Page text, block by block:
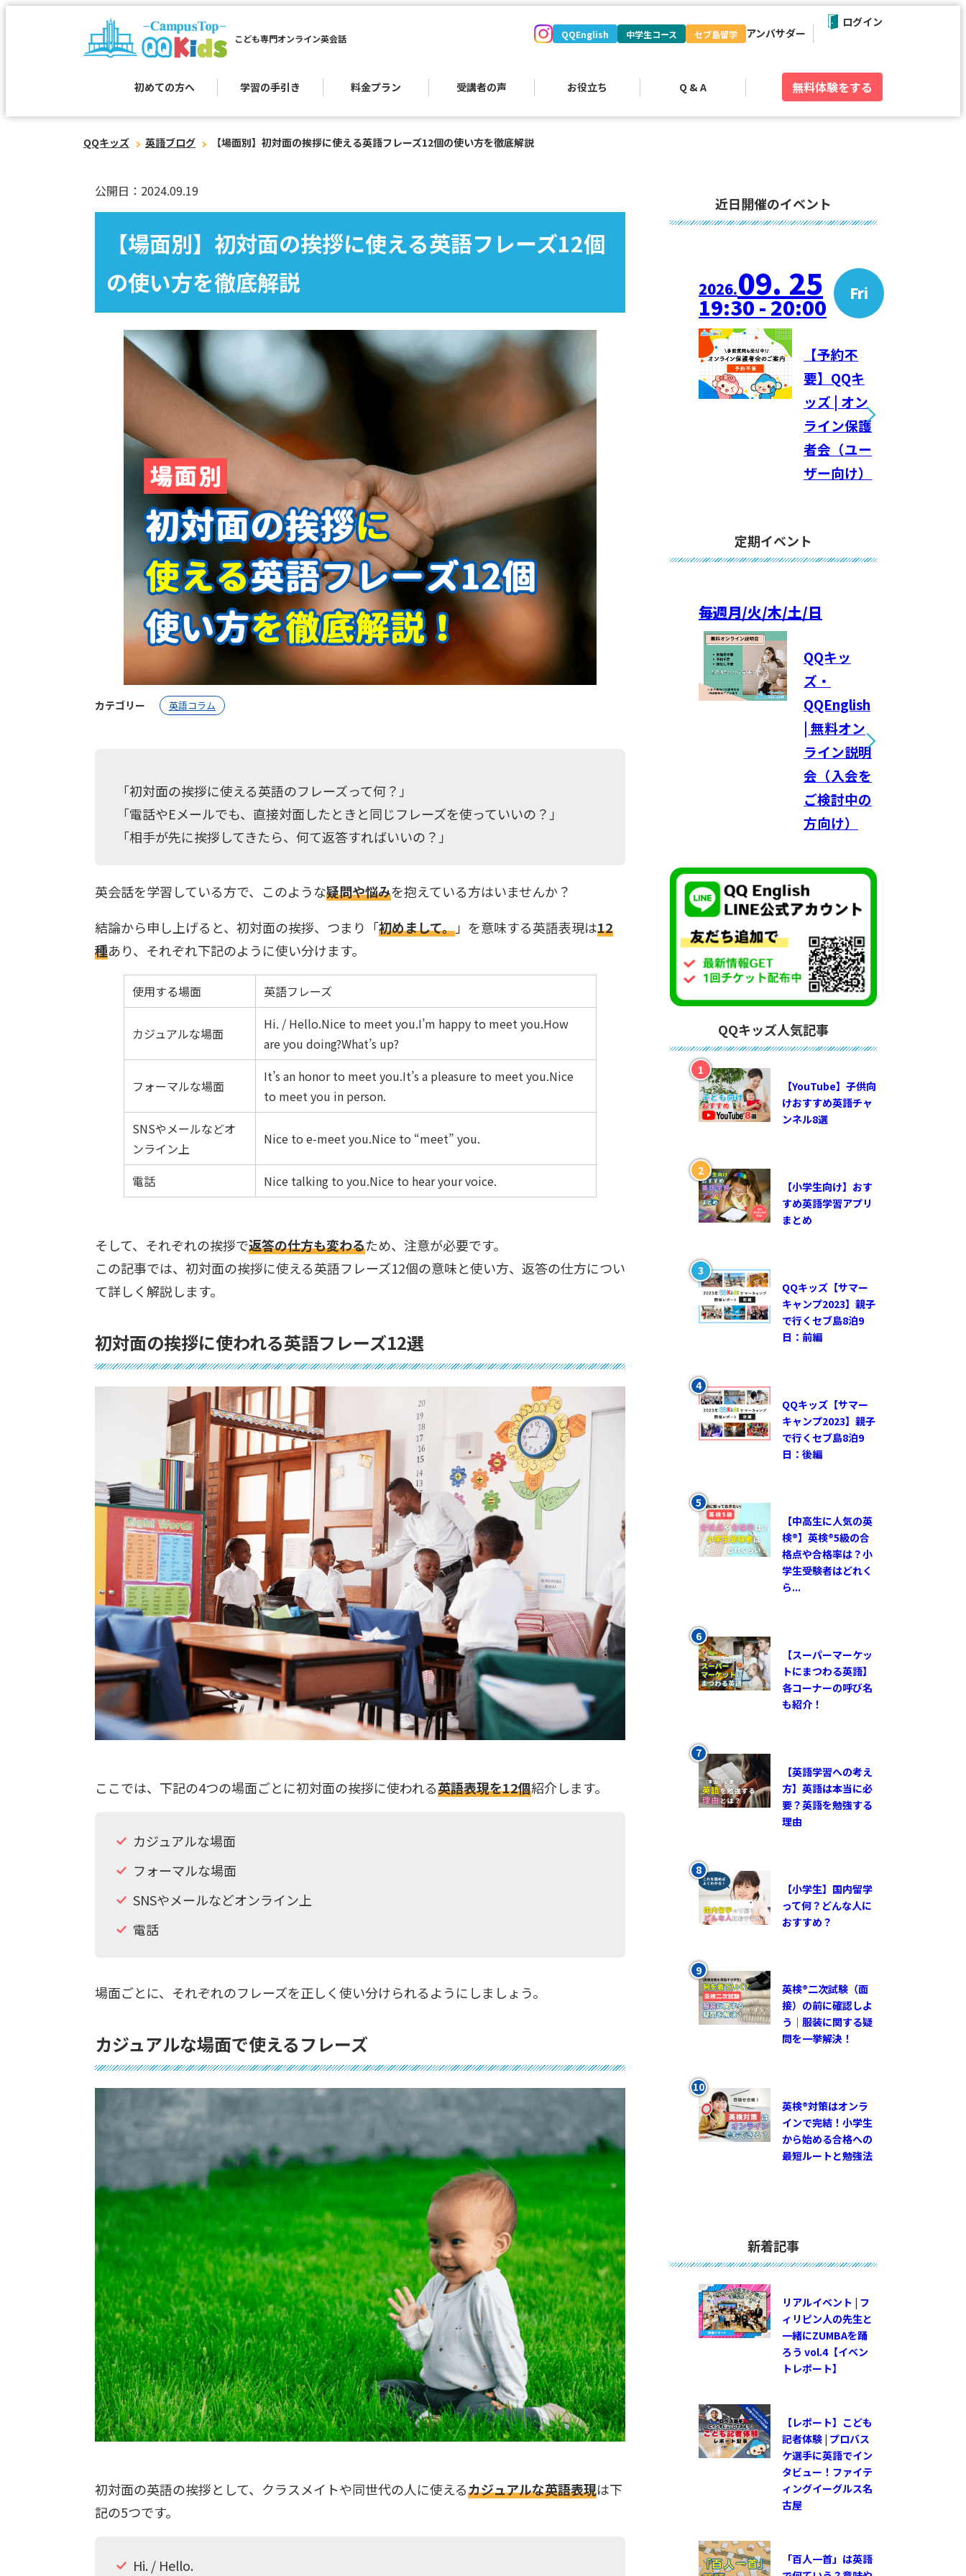
こども専門オンライン英会話
初めての方へ 学習の手引き 料金プラン 受講者の声 お役立ち Q & A
QQEnglish 中学生コース セブ島留学 アンバサダー
無料体験をする
ログイン
QQキッズ 英語ブログ 【場面別】初対面の挨拶に使える英語フレーズ12個の使い方を徹底解説
公開日：2024.09.19
【場面別】初対面の挨拶に使える英語フレーズ12個
の使い方を徹底解説
カテゴリー 英語コラム
「初対面の挨拶に使える英語のフレーズって何？」
「電話やEメールでも、直接対面したときと同じフレーズを使っていいの？」
「相手が先に挨拶してきたら、何て返答すればいいの？」
英会話を学習している方で、このような疑問や悩みを抱えている方はいませんか？
結論から申し上げると、初対面の挨拶、つまり「初めまして。」を意味する英語表現は12
種あり、それぞれ下記のように使い分けます。
使用する場面 英語フレーズ
カジュアルな場面
Hi. / Hello.Nice to meet you.I’m happy to meet you.How
are you doing?What’s up?
フォーマルな場面
It’s an honor to meet you.It’s a pleasure to meet you.Nice
to meet you in person.
SNSやメールなどオ
ンライン上
Nice to e-meet you.Nice to “meet” you.
電話 Nice talking to you.Nice to hear your voice.
そして、それぞれの挨拶で返答の仕方も変わるため、注意が必要です。
この記事では、初対面の挨拶に使える英語フレーズ12個の意味と使い方、返答の仕方につい
て詳しく解説します。
初対面の挨拶に使われる英語フレーズ12選
ここでは、下記の4つの場面ごとに初対面の挨拶に使われる英語表現を12個紹介します。
カジュアルな場面
フォーマルな場面
SNSやメールなどオンライン上
電話
場面ごとに、それぞれのフレーズを正しく使い分けられるようにしましょう。
カジュアルな場面で使えるフレーズ
初対面の英語の挨拶として、クラスメイトや同世代の人に使えるカジュアルな英語表現は下
記の5つです。
Hi. / Hello.
近日開催のイベント
2026.09. 25 Fri
19:30 - 20:00
【予約不
要】QQキ
ッズ | オン
ライン保護
者会（ユー
ザー向け）
定期イベント
毎週月/火/木/土/日
QQキッ
ズ・
QQEnglish
| 無料オン
ライン説明
会（入会を
ご検討中の
方向け）
QQキッズ人気記事
【YouTube】子供向
けおすすめ英語チャ
ンネル8選
【小学生向け】おす
すめ英語学習アプリ
まとめ
QQキッズ【サマー
キャンプ2023】親子
で行くセブ島8泊9
日：前編
QQキッズ【サマー
キャンプ2023】親子
で行くセブ島8泊9
日：後編
【中高生に人気の英
検®︎】英検®︎5級の合
格点や合格率は？小
学生受験者はどれく
ら...
【スーパーマーケッ
トにまつわる英語】
各コーナーの呼び名
も紹介！
【英語学習への考え
方】英語は本当に必
要？英語を勉強する
理由
【小学生】国内留学
って何？どんな人に
おすすめ？
英検®︎二次試験（面
接）の前に確認しよ
う｜服装に関する疑
問を一挙解決！
英検®対策はオンラ
インで完結！小学生
から始める合格への
最短ルートと勉強法
新着記事
リアルイベント | フ
ィリピン人の先生と
一緒にZUMBAを踊
ろう vol.4【イベン
トレポート】
【レポート】こども
記者体験 | プロバス
ケ選手に英語でイン
タビュー！ファイテ
ィングイーグルス名
古屋
「百人一首」は英語